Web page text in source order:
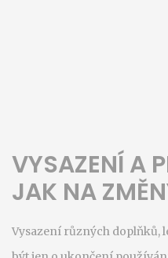
VYSAZENÍ A
JAK NA
Vysazení různých doplňků,